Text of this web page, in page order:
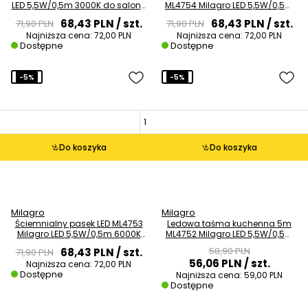
LED 5,5W/0,5m 3000K do salonu
71,90 PLN 68,43 PLN/ szt.
Najniższa cena: 72,00 PLN
Dostępne
ML4754 Milagro LED 5,5W/0,5m
71,90 PLN 68,43 PLN/ szt.
Najniższa cena: 72,00 PLN
Dostępne
Do koszyka
-5%
Milagro
Ściemnialny pasek LED ML4753
Milagro LED 5,5W/0,5m 6000K
71,90 PLN 68,43 PLN/ szt.
Najniższa cena: 72,00 PLN
Dostępne
Do koszyka
-5%
Milagro
Ledowa taśma kuchenna 5m
ML4752 Milagro LED 5,5W/0,5m
58,90 PLN
56,06 PLN/ szt.
Najniższa cena: 59,00 PLN
Dostępne